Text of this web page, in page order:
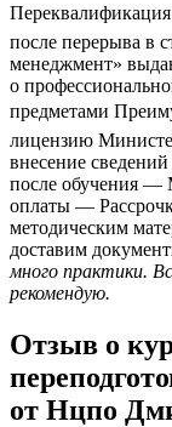
после перерыва в
менеджмент»
о
предметами
лицензию
внесение
после обучения —
оплаты —
методическим
доставим
много практики.
рекомендую.
Отзыв о
от Нцпо